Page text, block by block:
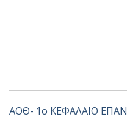
ΑΟΘ- 1ο ΚΕΦΑΛΑΙΟ